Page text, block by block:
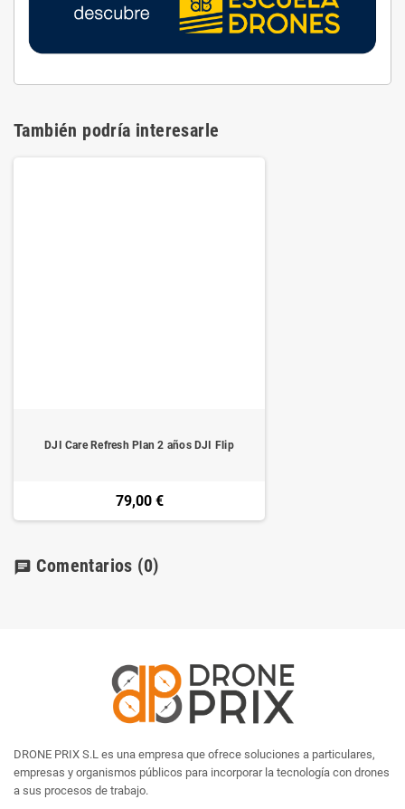
También podría interesarle
DJI Care Refresh Plan 2 años DJI Flip
79,00 €
chat Comentarios (0)
DRONE PRIX S.L es una empresa que ofrece soluciones a particulares,
empresas y organismos públicos para incorporar la tecnología con drones
a sus procesos de trabajo.